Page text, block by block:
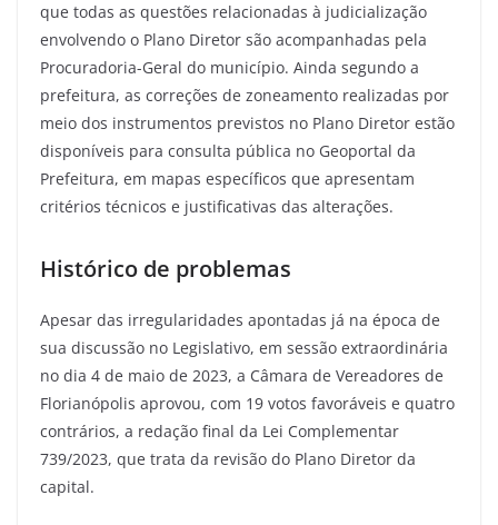
que todas as questões relacionadas à judicialização
envolvendo o Plano Diretor são acompanhadas pela
Procuradoria-Geral do município. Ainda segundo a
prefeitura, as correções de zoneamento realizadas por
meio dos instrumentos previstos no Plano Diretor estão
disponíveis para consulta pública no Geoportal da
Prefeitura, em mapas específicos que apresentam
critérios técnicos e justificativas das alterações.
Histórico de problemas
Apesar das irregularidades apontadas já na época de
sua discussão no Legislativo, em sessão extraordinária
no dia 4 de maio de 2023, a Câmara de Vereadores de
Florianópolis aprovou, com 19 votos favoráveis e quatro
contrários, a redação final da Lei Complementar
739/2023, que trata da revisão do Plano Diretor da
capital.